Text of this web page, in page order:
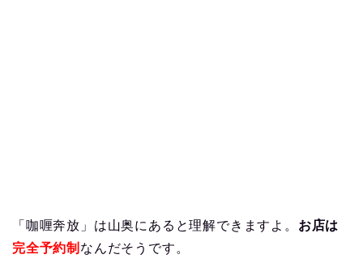
「咖喱奔放」は山奥にあると理解できますよ。 お店は
完全予約制 なんだそうです。